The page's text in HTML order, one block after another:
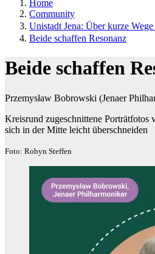
Home
Community
Unistadt Jena: Über kurze
Beide schaffen Resonanz
Beide schaffen
Przemysław Bobrowski (Jenaer
Kreisrund zugeschnittene
sich in der Mitte leicht überschneiden
Foto: Robyn Steffen